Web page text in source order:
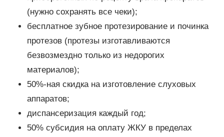
(нужно сохранять все чеки);
бесплатное зубное протезирование и починка
протезов (протезы изготавливаются
безвозмездно только из недорогих
материалов);
50%-ная скидка на изготовление слуховых
аппаратов;
диспансеризация каждый год;
50% субсидия на оплату ЖКУ в пределах